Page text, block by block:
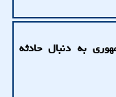
به دنبال حادثه